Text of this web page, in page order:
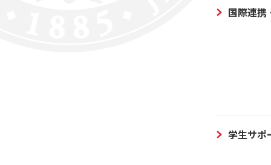
国際連携
学生サポ